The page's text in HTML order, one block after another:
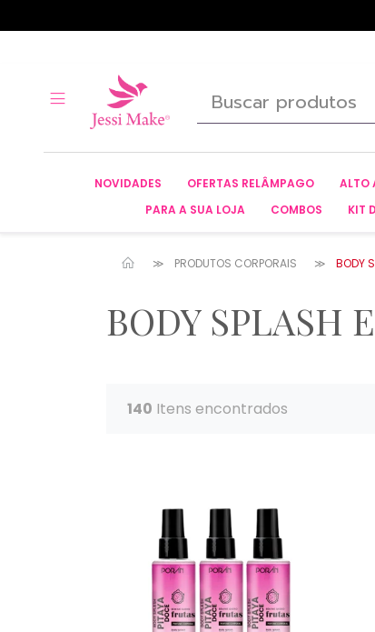
NOVIDADES OFERTAS RELÂMPAGO ALTO
PARA A SUA LOJA
COMBOS KIT
PRODUTOS CORPORAIS BODY
BODY SPLASH
140 Itens encontrados